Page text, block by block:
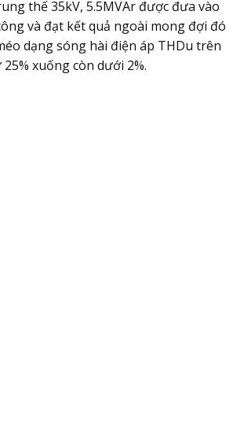
thế 35kV, 5.5MVAr được đưa vào
và đạt kết quả ngoài mong đợi đó
dạng sóng hài điện áp THDu trên
xuống còn dưới 2%.